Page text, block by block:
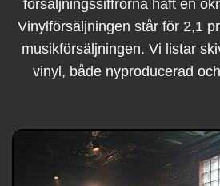
försäljningssiffrorna haft en
Vinylförsäljningen står för 2,1
musikförsäljningen. Vi listar
vinyl, både nyproducerad